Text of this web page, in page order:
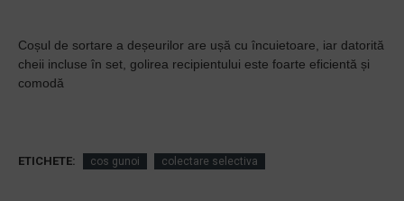
Coșul de sortare a deșeurilor are ușă cu încuietoare, iar datorită
cheii incluse în set, golirea recipientului este foarte eficientă și
comodă
ETICHETE: cos gunoi colectare selectiva